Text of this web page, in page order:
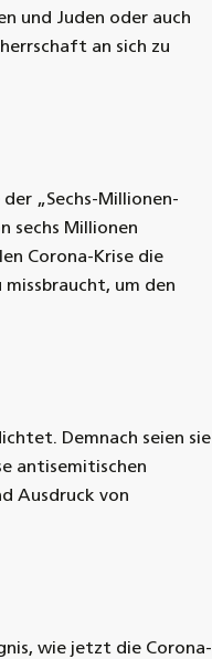
und Juden oder auch
an sich zu
„Sechs-Millionen-
sechs Millionen
Corona-Krise die
um den
Demnach seien sie
antisemitischen
Ausdruck von
wie jetzt die Corona-